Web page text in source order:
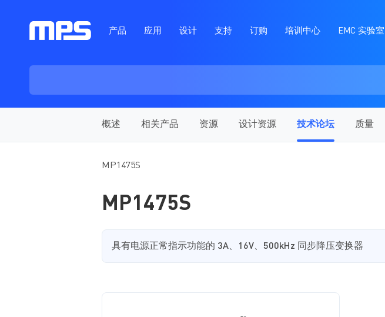
产品 应用 设计 支持 订购 培训中心 EMC 实验室
概述 相关产品 资源 设计资源 技术论坛 质量
MP1475S
MP1475S
具有电源正常指示功能的 3A、16V、500kHz 同步降压变换器